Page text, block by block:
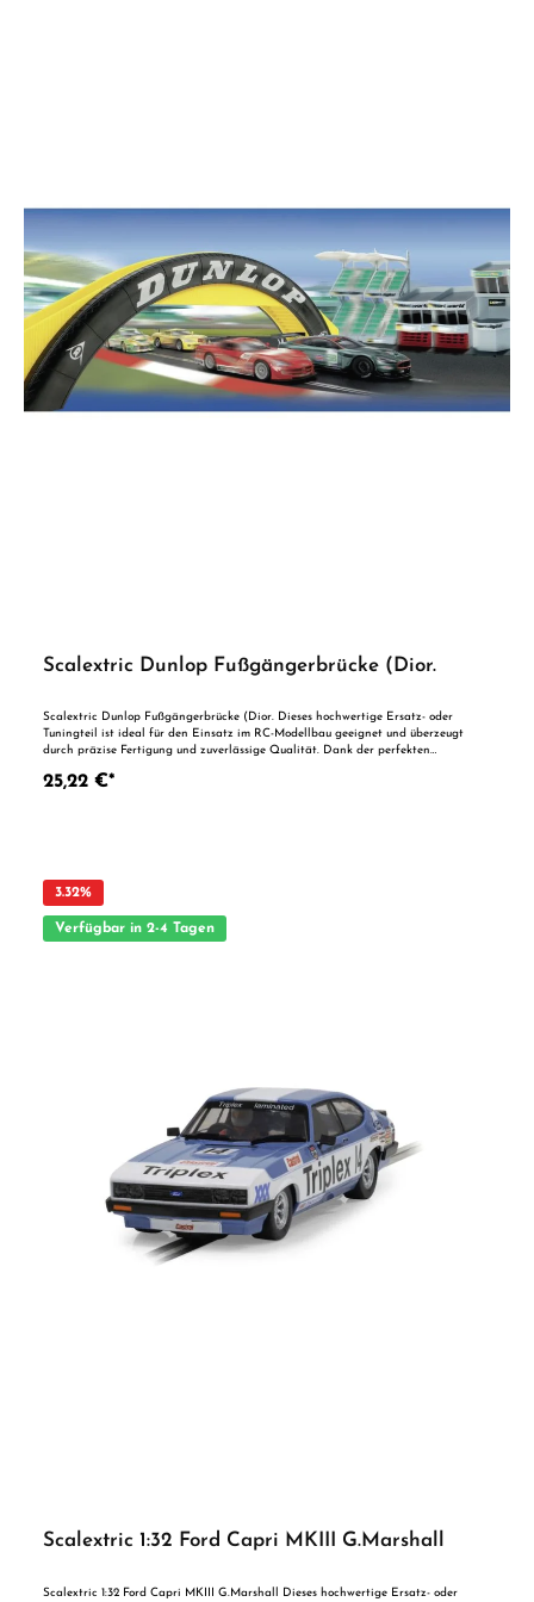
Scalextric Dunlop Fußgängerbrücke (Dior.
Scalextric Dunlop Fußgängerbrücke (Dior. Dieses hochwertige Ersatz- oder
Tuningteil ist ideal für den Einsatz im RC-Modellbau geeignet und überzeugt
durch präzise Fertigung und zuverlässige Qualität. Dank der perfekten
geeignet. Vorteile auf einen Blick: Passgenaue Verarbeitung Geeignet für
25,22 €*
3.32%
Verfügbar in 2-4 Tagen
Scalextric 1:32 Ford Capri MKIII G.Marshall
Scalextric 1:32 Ford Capri MKIII G.Marshall Dieses hochwertige Ersatz- oder